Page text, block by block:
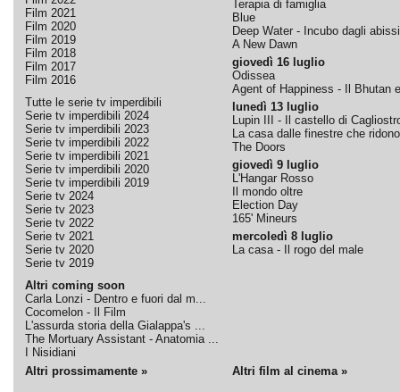
Film 2021
Film 2020
Film 2019
Film 2018
Film 2017
Film 2016
Tutte le serie tv imperdibili
Serie tv imperdibili 2024
Serie tv imperdibili 2023
Serie tv imperdibili 2022
Serie tv imperdibili 2021
Serie tv imperdibili 2020
Serie tv imperdibili 2019
Serie tv 2024
Serie tv 2023
Serie tv 2022
Serie tv 2021
Serie tv 2020
Serie tv 2019
Altri coming soon
Carla Lonzi - Dentro e fuori dal m...
Cocomelon - Il Film
L'assurda storia della Gialappa's ...
The Mortuary Assistant - Anatomia ...
I Nisidiani
Terapia di famiglia
Blue
Deep Water - Incubo dagli abissi
A New Dawn
giovedì 16 luglio
Odissea
Agent of Happiness - Il Bhutan
lunedì 13 luglio
Lupin III - Il castello di
La casa dalle finestre che ridono
The Doors
giovedì 9 luglio
L'Hangar Rosso
Il mondo oltre
Election Day
165' Mineurs
mercoledì 8 luglio
La casa - Il rogo del male
Altri prossimamente » Altri film al cinema »